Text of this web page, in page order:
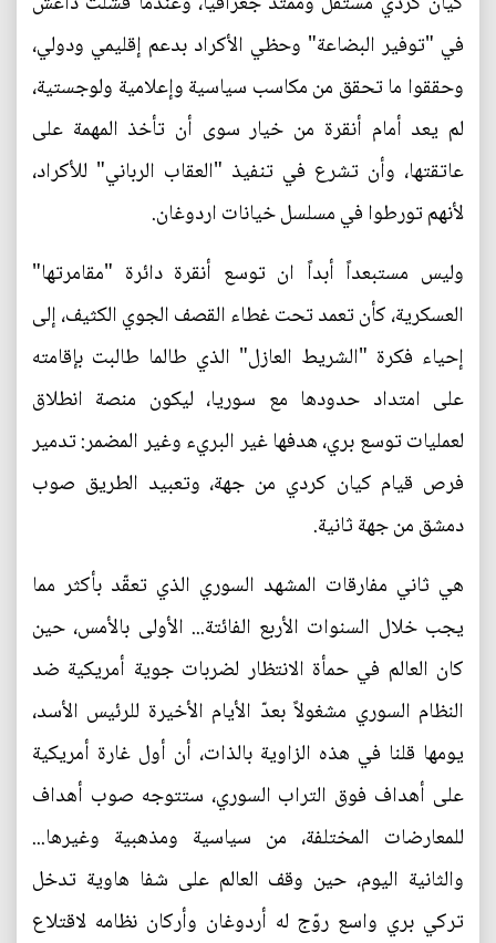
في "توفير البضاعة" وحظي الأكراد بدعم إقليمي ودولي،
وحققوا ما تحقق من مكاسب سياسية وإعلامية ولوجستية،
لم يعد أمام أنقرة من خيار سوى أن تأخذ المهمة على
عاتقتها، وأن تشرع في تنفيذ "العقاب الرباني" للأكراد،
لأنهم تورطوا في مسلسل خيانات اردوغان.
وليس مستبعداً أبداً ان توسع أنقرة دائرة "مقامرتها"
العسكرية، كأن تعمد تحت غطاء القصف الجوي الكثيف، إلى
إحياء فكرة "الشريط العازل" الذي طالما طالبت بإقامته
على امتداد حدودها مع سوريا، ليكون منصة انطلاق
لعمليات توسع بري، هدفها غير البريء وغير المضمر: تدمير
فرص قيام كيان كردي من جهة، وتعبيد الطريق صوب
دمشق من جهة ثانية.
هي ثاني مفارقات المشهد السوري الذي تعقّد بأكثر مما
يجب خلال السنوات الأربع الفائتة... الأولى بالأمس، حين
كان العالم في حمأة الانتظار لضربات جوية أمريكية ضد
النظام السوري مشغولاً بعدّ الأيام الأخيرة للرئيس الأسد،
يومها قلنا في هذه الزاوية بالذات، أن أول غارة أمريكية
على أهداف فوق التراب السوري، ستتوجه صوب أهداف
للمعارضات المختلفة، من سياسية ومذهبية وغيرها...
والثانية اليوم، حين وقف العالم على شفا هاوية تدخل
تركي بري واسع روّج له أردوغان وأركان نظامه لاقتلاع